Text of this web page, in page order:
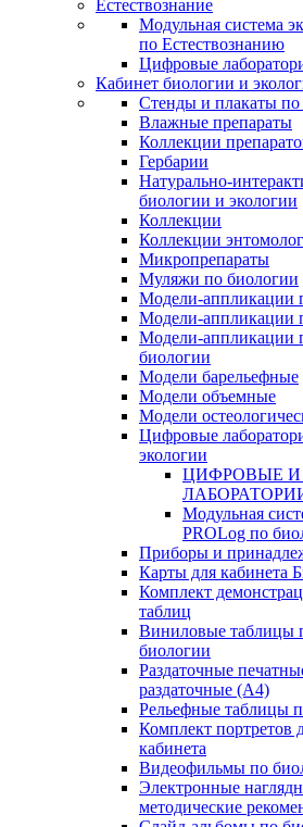
Естествознание
Модульная система
по Естествознанию
Цифровые
Кабинет биологии и
Стенды и плакаты по
Влажные препараты
Коллекции
Гербарии
Натурально-
биологии и экологии
Коллекции
Коллекции
Микропрепараты
Муляжи по биологии
Модели-аппликации
Модели-аппликации
Модели-аппликации
биологии
Модели барельефные
Модели объемные
Модели
Цифровые
экологии
ЦИФРОВЫЕ И
Модульная
PROLog по
Приборы и
Карты для кабинета
Комплект
таблиц
Виниловые таблицы
биологии
Раздаточные
раздаточные (А4)
Рельефные таблицы
Комплект портретов
кабинета
Видеофильмы по
Электронные
методические